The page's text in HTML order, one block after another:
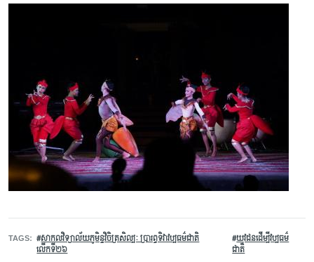
TAGS សាកលវិទ្យាល័យភូមិន្ទវិចិត្រសិល្បៈ ប្រារព្ធទិវាវប្បធម៌ជាតិ
លើកទី២៦
យុវជនដើម្បីវប្បធម៌
ជាតិ